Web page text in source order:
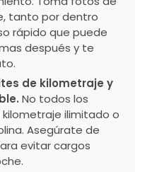
tanto por dentro
rápido que puede
después y te
de kilometraje y
No todos los
kilometraje ilimitado o
Asegúrate de
evitar cargos